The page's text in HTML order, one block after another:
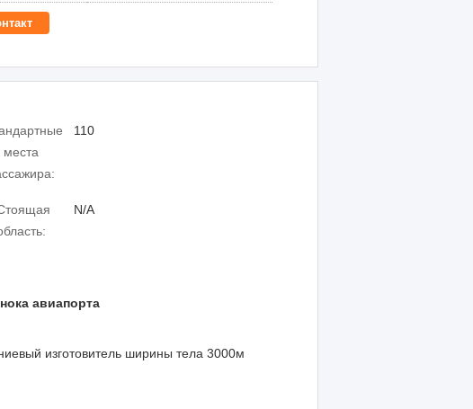
места
110
N/A
авиапорта
изготовитель ширины тела 3000м